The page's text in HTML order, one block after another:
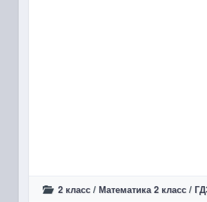
2 класс/ Математика 2 класс/